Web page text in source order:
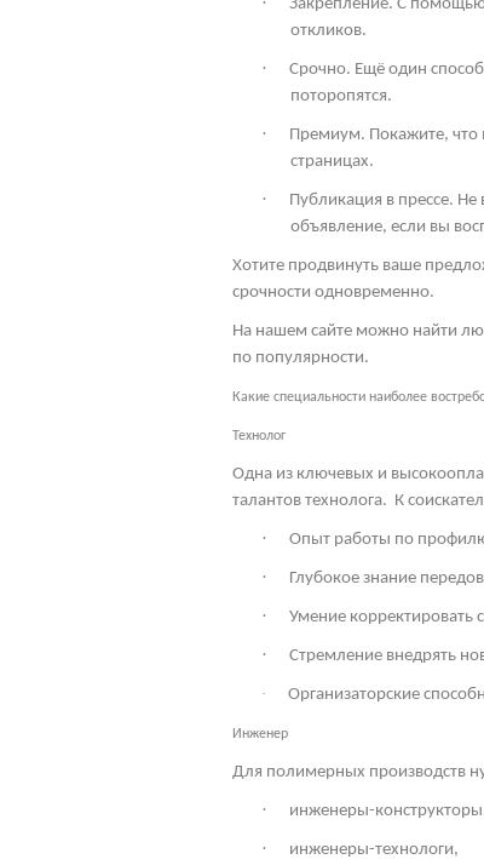
Закрепление. С помощью
откликов.
·
Срочно. Ещё один
поторопятся.
·
Премиум. Покажите, что
страницах.
·
Публикация в прессе.
объявление, если вы
Хотите продвинуть ваше
срочности одновременно.
На нашем сайте можно найти
по популярности.
Какие специальности наиболее
Технолог
Одна из ключевых и
талантов технолога. К
· Опыт работы по
· Глубокое знание
· Умение корректировать
· Стремление внедрять
· Организаторские
Инженер
Для полимерных производств
· инженеры-
· инженеры-технологи,